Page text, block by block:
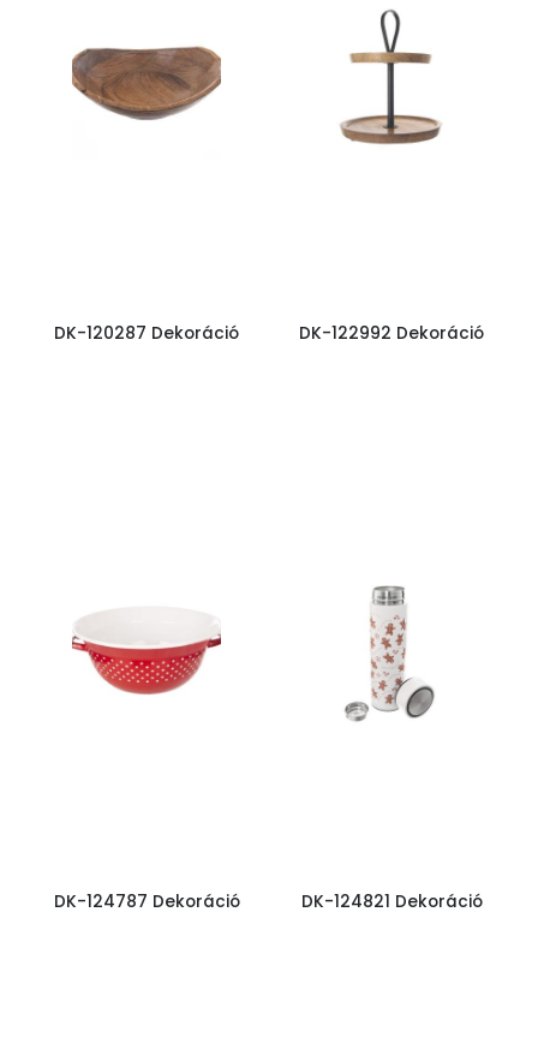
DK-120287 Dekoráció DK-122992 Dekoráció
DK-124787 Dekoráció DK-124821 Dekoráció